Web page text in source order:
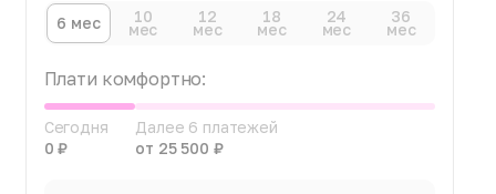
6 мес 10
мес
12
мес
18
мес
24
мес
36
мес
Плати комфортно:
Сегодня
0 ₽
Далее 6 платежей
от 25 500 ₽